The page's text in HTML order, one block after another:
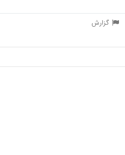
گزارش